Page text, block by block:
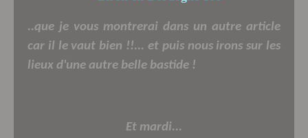
..que je vous montrerai dans un autre article
car il le vaut bien !!... et puis nous irons sur les
lieux d'une autre belle bastide !
Et mardi...